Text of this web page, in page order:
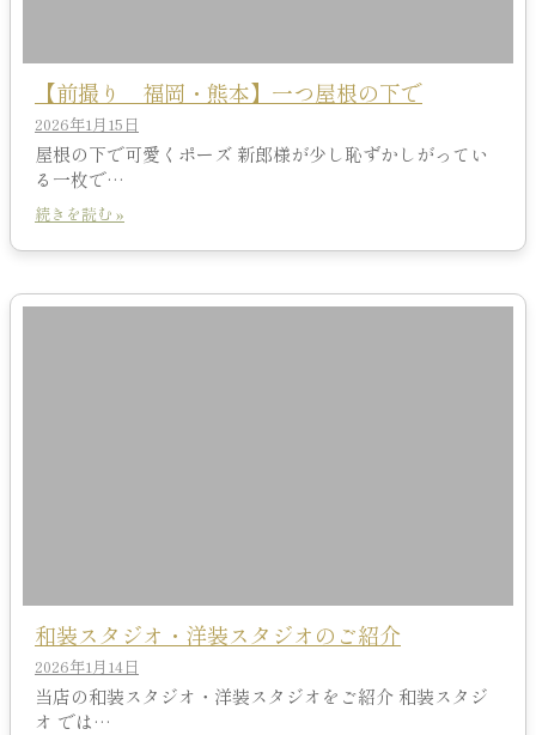
【前撮り 福岡・熊本】一つ屋根の下で
2026年1月15日
屋根の下で可愛くポーズ 新郎様が少し恥ずかしがってい
る一枚で…
続きを読む »
和装スタジオ・洋装スタジオのご紹介
2026年1月14日
当店の和装スタジオ・洋装スタジオをご紹介 和装スタジ
オ では…